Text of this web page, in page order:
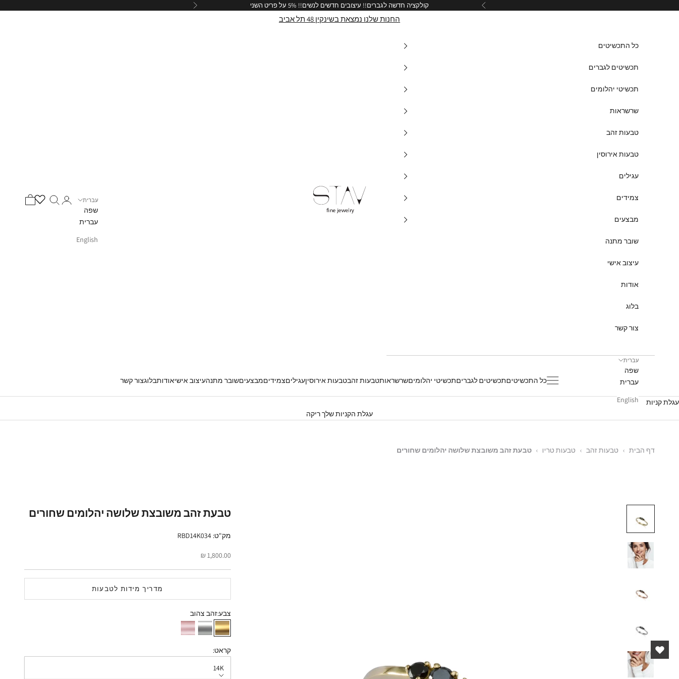
הקודם קולקציה חדשה לגברים!! עיצובים חדשים לנשים!! 5% על פריט השני הבא
החנות שלנו נמצאת בשינקין 48 תל אביב
stav-fine-jewelry
תפריט
כל התכשיטיםתכשיטים לגבריםתכשיטי יהלומיםשרשראותטבעות זהבטבעות אירוסיןעגיליםצמידיםמבצעיםשובר מתנהעיצוב אישיאודותבלוגצור קשר
עברית
שפה
עברית
English
כניסהחיפוש עגלת קניות
כל התכשיטים
תכשיטים לגברים
תכשיטי יהלומים
שרשראות
טבעות זהב
טבעות אירוסין
עגילים
צמידים
מבצעים
שובר מתנה
עיצוב אישי
אודות
בלוג
צור קשר
עברית
שפה
עברית
English
עגלת קניות
עגלת הקניות שלך ריקה
דף הבית › טבעות זהב › טבעות טריו › טבעת זהב משובצת שלושה יהלומים שחורים
טבעת זהב משובצת שלושה יהלומים שחורים
מק"ט: RBD14K034
מחיר מבצע
1,800.00 ₪
מדריך מידות לטבעות
צבע:זהב צהוב
זהב צהובזהב לבןזהב אדום
קראט:
14K